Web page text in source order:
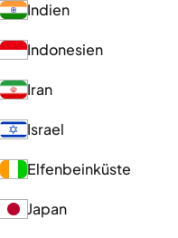
Indien
Indonesien
Iran
Israel
Elfenbeinküste
Japan